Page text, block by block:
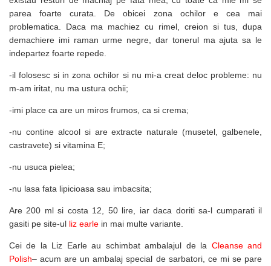
parea foarte curata. De obicei zona ochilor e cea mai
problematica. Daca ma machiez cu rimel, creion si tus, dupa
demachiere imi raman urme negre, dar tonerul ma ajuta sa le
indepartez foarte repede.
-il folosesc si in zona ochilor si nu mi-a creat deloc probleme: nu
m-am iritat, nu ma ustura ochii;
-imi place ca are un miros frumos, ca si crema;
-nu contine alcool si are extracte naturale (musetel, galbenele,
castravete) si vitamina E;
-nu usuca pielea;
-nu lasa fata lipicioasa sau imbacsita;
Are 200 ml si costa 12, 50 lire, iar daca doriti sa-l cumparati il
gasiti pe site-ul liz earle in mai multe variante.
Cei de la Liz Earle au schimbat ambalajul de la Cleanse and
Polish– acum are un ambalaj special de sarbatori, ce mi se pare